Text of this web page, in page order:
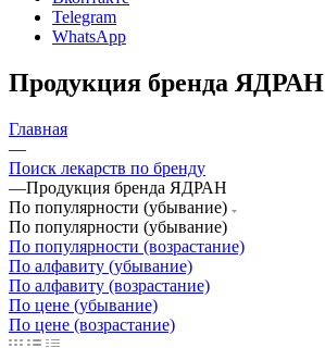
Telegram
WhatsApp
Продукция бренда ЯДРАН
Главная
—
Поиск лекарств по бренду
—Продукция бренда ЯДРАН
По популярности (убывание)
По популярности (убывание)
По популярности (возрастание)
По алфавиту (убывание)
По алфавиту (возрастание)
По цене (убывание)
По цене (возрастание)